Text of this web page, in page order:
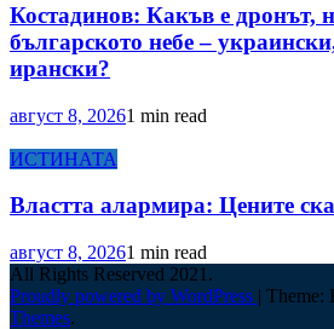
Костадинов: Какъв е дронът,
българското небе –
ирански?
август 8, 20261 min read
ИСТИНАТА
Властта алармира: Цените
август 8, 20261 min read
All Rights Reserved 2021.
Proudly powered by WordPress | Theme:
Themes.